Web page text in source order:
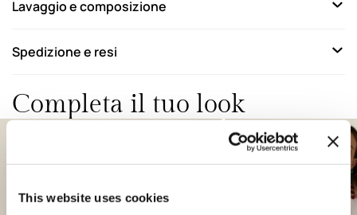
This website uses cookies
Lavaggio e composizione
Spedizione e resi
Completa il tuo look